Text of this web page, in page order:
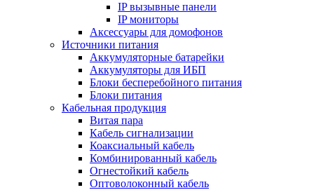
IP вызывные панели
IP мониторы
Аксессуары для домофонов
Источники питания
Аккумуляторные батарейки
Аккумуляторы для ИБП
Блоки бесперебойного питания
Блоки питания
Кабельная продукция
Витая пара
Кабель сигнализации
Коаксиальный кабель
Комбинированный кабель
Огнестойкий кабель
Оптоволоконный кабель